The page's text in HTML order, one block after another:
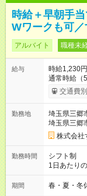
時給＋早朝手
Wワークも可
アルバイト 職種未
給与
時給1,230
通常時給（5時～22時
00-9：00）時給+150円 【試
長さ：1ヶ
させていた
交通費
勤務地
埼玉県三郷
埼玉県三郷
株式会社
勤務時間
シフト制
1日あたり
日～・1日
期間 春・夏・冬